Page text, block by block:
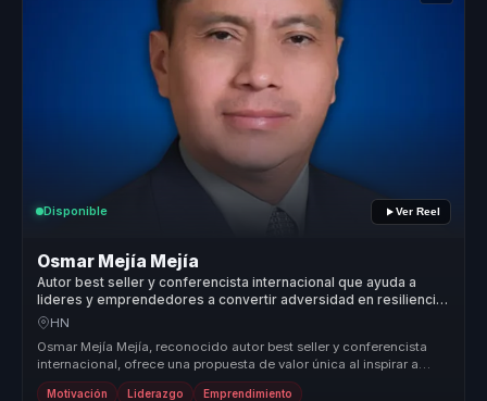
Disponible Ver Reel
Osmar Mejía Mejía
Autor best seller y conferencista internacional que ayuda a
lideres y emprendedores a convertir adversidad en resiliencia,
accion y mentalidad emprendedora.
HN
Osmar Mejía Mejía, reconocido autor best seller y conferencista
internacional, ofrece una propuesta de valor única al inspirar a
miles co...
Motivación Liderazgo Emprendimiento